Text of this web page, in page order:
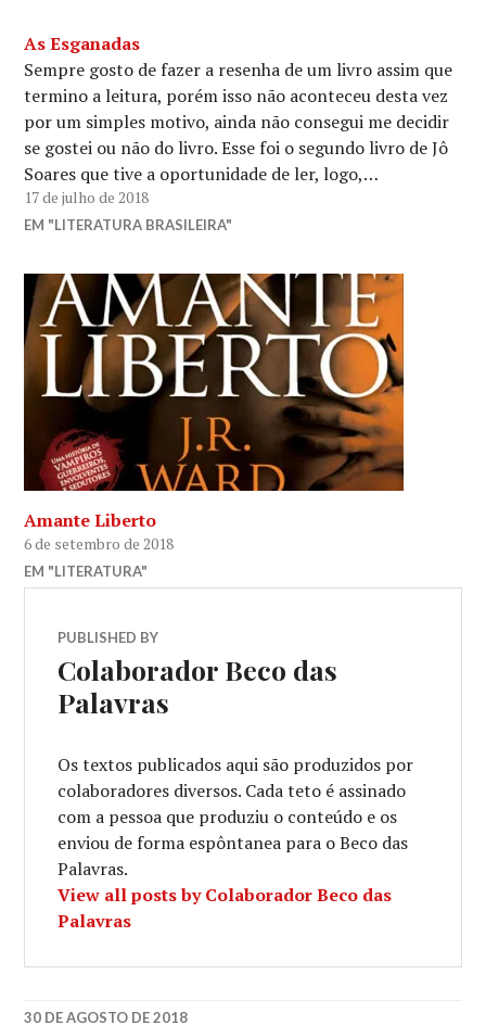
As Esganadas
Sempre gosto de fazer a resenha de um livro assim que
termino a leitura, porém isso não aconteceu desta vez
por um simples motivo, ainda não consegui me decidir
se gostei ou não do livro. Esse foi o segundo livro de Jô
Soares que tive a oportunidade de ler, logo,…
17 de julho de 2018
EM "LITERATURA BRASILEIRA"
Amante Liberto
6 de setembro de 2018
EM "LITERATURA"
PUBLISHED BY
Colaborador Beco das
Palavras
Os textos publicados aqui são produzidos por
colaboradores diversos. Cada teto é assinado
com a pessoa que produziu o conteúdo e os
enviou de forma espôntanea para o Beco das
Palavras.
View all posts by Colaborador Beco das
Palavras
30 DE AGOSTO DE 2018